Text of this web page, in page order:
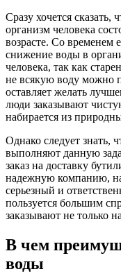
Сразу хочется
организм человека
возрасте. Со временем
снижение воды в
человека, так как
не всякую воду можно
оставляет желать
люди заказывают
набирается из
Однако следует знать,
выполняют данную
заказ на доставку
надежную компанию,
серьезный и
пользуется большим
заказывают не только
В чем
воды